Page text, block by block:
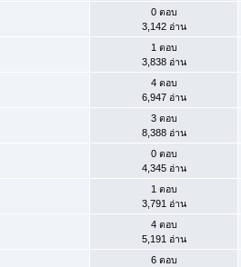
0 ตอบ
3,142 อ่าน
1 ตอบ
3,838 อ่าน
4 ตอบ
6,947 อ่าน
3 ตอบ
8,388 อ่าน
0 ตอบ
4,345 อ่าน
1 ตอบ
3,791 อ่าน
4 ตอบ
5,191 อ่าน
6 ตอบ